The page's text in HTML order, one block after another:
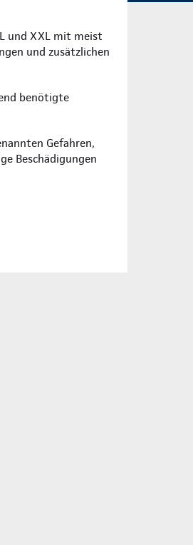
und XXL mit meist
und zusätzlichen
benötigte
Gefahren,
Beschädigungen